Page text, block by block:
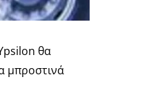
θα
μπροστινά